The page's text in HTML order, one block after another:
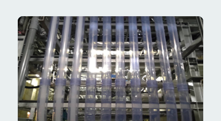
お知らせ
Instagram
会社概要
地域貢献・SDGs
業務案内